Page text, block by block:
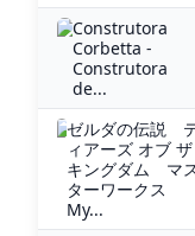
Construtora
Corbetta -
Construtora
de...
ゼルダの伝説
ィアーズ オブ ザ
キングダム マ
ターワークス
My...